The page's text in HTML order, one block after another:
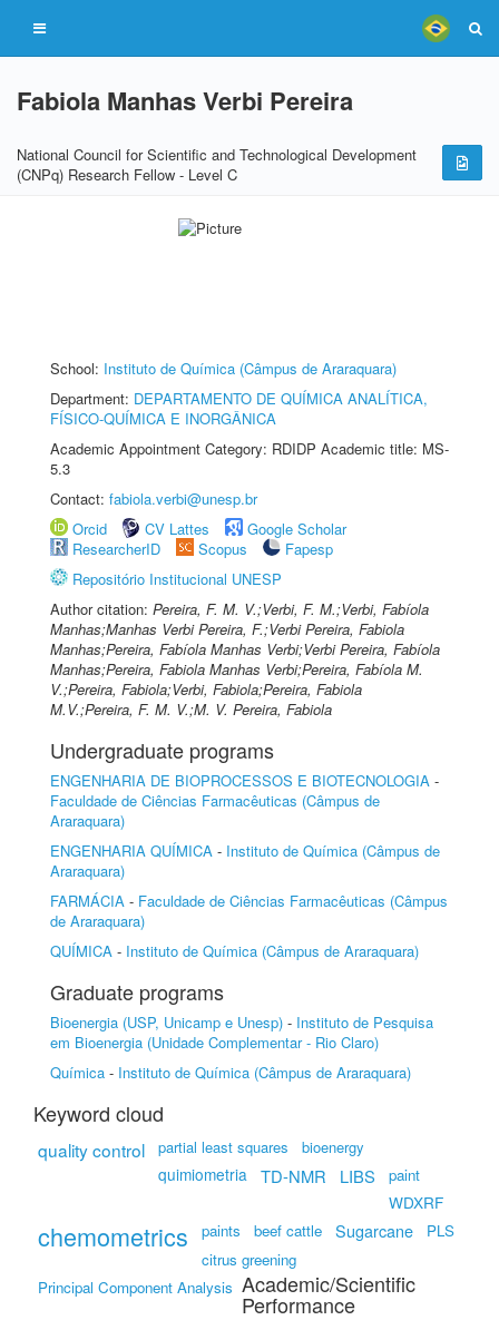
Fabiola Manhas Verbi Pereira
National Council for Scientific and Technological Development
(CNPq) Research Fellow - Level C
School: Instituto de Química (Câmpus de Araraquara)
Department: DEPARTAMENTO DE QUÍMICA ANALÍTICA,
FÍSICO-QUÍMICA E INORGÂNICA
Academic Appointment Category: RDIDP Academic title: MS-
5.3
Contact: fabiola.verbi@unesp.br
Orcid
CV Lattes
Google Scholar
ResearcherID
Scopus
Fapesp
Repositório Institucional UNESP
Author citation: Pereira, F. M. V.;Verbi, F. M.;Verbi, Fabíola
Manhas;Manhas Verbi Pereira, F.;Verbi Pereira, Fabiola
Manhas;Pereira, Fabíola Manhas Verbi;Verbi Pereira, Fabíola
Manhas;Pereira, Fabiola Manhas Verbi;Pereira, Fabíola M.
V.;Pereira, Fabiola;Verbi, Fabiola;Pereira, Fabiola
M.V.;Pereira, F. M. V.;M. V. Pereira, Fabiola
Undergraduate programs
ENGENHARIA DE BIOPROCESSOS E BIOTECNOLOGIA -
Faculdade de Ciências Farmacêuticas (Câmpus de
Araraquara)
ENGENHARIA QUÍMICA - Instituto de Química (Câmpus de
Araraquara)
FARMÁCIA - Faculdade de Ciências Farmacêuticas (Câmpus
de Araraquara)
QUÍMICA - Instituto de Química (Câmpus de Araraquara)
Graduate programs
Bioenergia (USP, Unicamp e Unesp) - Instituto de Pesquisa
em Bioenergia (Unidade Complementar - Rio Claro)
Química - Instituto de Química (Câmpus de Araraquara)
Keyword cloud
quality control partial least squares bioenergy
quimiometria TD-NMR LIBS paint
WDXRF
chemometrics paints beef cattle Sugarcane
PLS
citrus greening
Principal Component Analysis Academic/Scientific
Performance